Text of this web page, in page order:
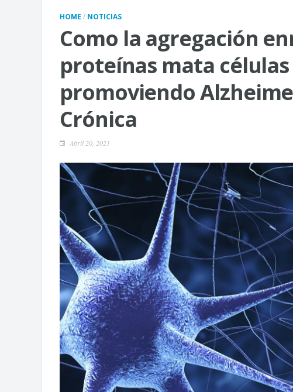
HOME / NOTICIAS
Como la agregación
proteínas mata
promoviendo
Crónica
Abril 20, 2021